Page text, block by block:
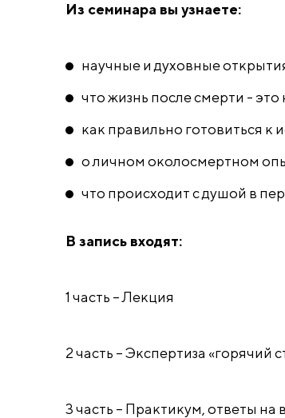
Из семинара вы узнаете:
научные и духовные
что жизнь после смерти - это
как правильно готовиться к
о личном околосмертном
что происходит с душой в
В запись входят:
1 часть – Лекция
2 часть – Экспертиза
3 часть – Практикум, ответы на